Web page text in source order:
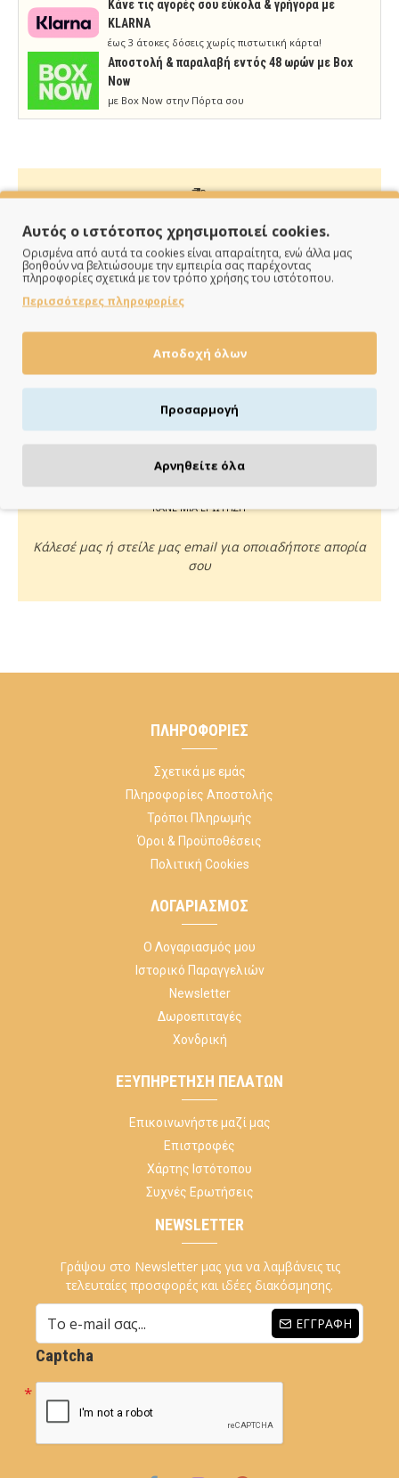
Κάνε τις αγορές σου εύκολα & γρήγορα με
KLARNA
έως 3 άτοκες δόσεις χωρίς πιστωτική κάρτα!
Aποστολή & παραλαβή εντός 48 ωρών με Box
Now
με Box Now στην Πόρτα σου
ΠΑΡΑΔΙΔΟΥΜΕ ΓΡΗΓΟΡΑ
Άμεση αποστολή της παραγγελίας σου σε 1 - 2 εργάσιμες
ημέρες
ΠΛΗΡΩΝΕΙΣ ΟΠΩΣ ΘΕΣ
Πιστωτική/χρεωστική κάρτα, αντικαταβολή ή κατάθεση
ΚΑΝΕ ΜΙΑ ΕΡΩΤΗΣΗ
Κάλεσέ μας ή στείλε μας email για οποιαδήποτε απορία
σου
ΠΛΗΡΟΦΟΡΊΕΣ
Σχετικά με εμάς
Πληροφορίες Αποστολής
Τρόποι Πληρωμής
Όροι & Προϋποθέσεις
Πολιτική Cookies
ΛΟΓΑΡΙΑΣΜΌΣ
Ο Λογαριασμός μου
Ιστορικό Παραγγελιών
Newsletter
Δωροεπιταγές
Χονδρική
ΕΞΥΠΗΡΈΤΗΣΗ ΠΕΛΑΤΏΝ
Επικοινωνήστε μαζί μας
Επιστροφές
Χάρτης Ιστότοπου
Συχνές Ερωτήσεις
NEWSLETTER
Γράψου στο Newsletter μας για να λαμβάνεις τις
τελευταίες προσφορές και ιδέες διακόσμησης.
ΕΓΓΡΑΦΉ
Captcha
Αυτός ο ιστότοπος χρησιμοποιεί cookies.
Ορισμένα από αυτά τα cookies είναι απαραίτητα, ενώ άλλα μας
βοηθούν να βελτιώσουμε την εμπειρία σας παρέχοντας
πληροφορίες σχετικά με τον τρόπο χρήσης του ιστότοπου.
Περισσότερες πληροφορίες
Αποδοχή όλων
Προσαρμογή
Αρνηθείτε όλα